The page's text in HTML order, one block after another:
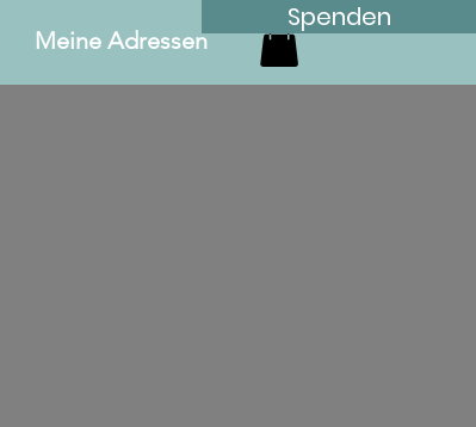
Spenden
Meine Adressen